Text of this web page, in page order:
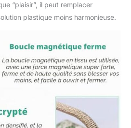
“plaisir”, il peut remplacer
plastique moins harmonieuse.